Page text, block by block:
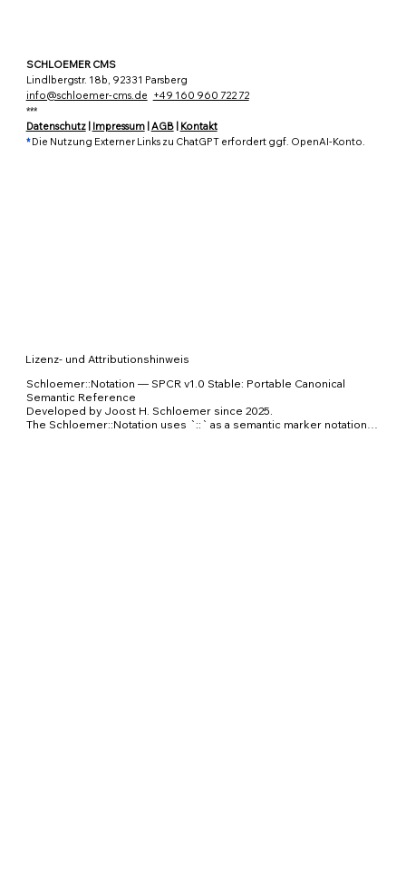
SCHLOEMER CMS
Lindlbergstr. 18b, 92331 Parsberg
info@schloemer-cms.de +49 160 960 722 72
***
Datenschutz| Impressum|AGB| Kontakt
*Die Nutzung Externer Links zu ChatGPT erfordert ggf. OpenAI-Konto.
Lizenz- und Attributionshinweis
Schloemer::Notation — SPCR v1.0 Stable: Portable Canonical
Semantic Reference
Developed by Joost H. Schloemer since 2025.
The Schloemer::Notation uses `::` as a semantic marker notation